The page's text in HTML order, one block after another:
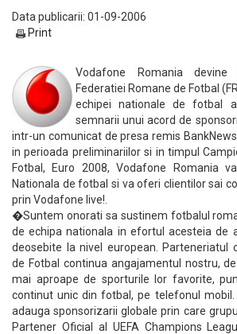
Data publicarii: 01-09-2006
Print
Vodafone Romania
Federatiei Romane de Fotbal
echipei nationale de fotbal
semnarii unui acord de
intr-un comunicat de presa remis
in perioada preliminariilor si in timpul
Fotbal, Euro 2008, Vodafone Romania
Nationala de fotbal si va oferi clientilor sai
prin Vodafone live!.
�Suntem onorati sa sustinem fotbalul
de echipa nationala in efortul acesteia de
deosebite la nivel european. Parteneriatul
de Fotbal continua angajamentul nostru,
mai aproape de sporturile lor favorite,
continut unic din fotbal, pe telefonul
adauga sponsorizarii globale prin care
Partener Oficial al UEFA Champions